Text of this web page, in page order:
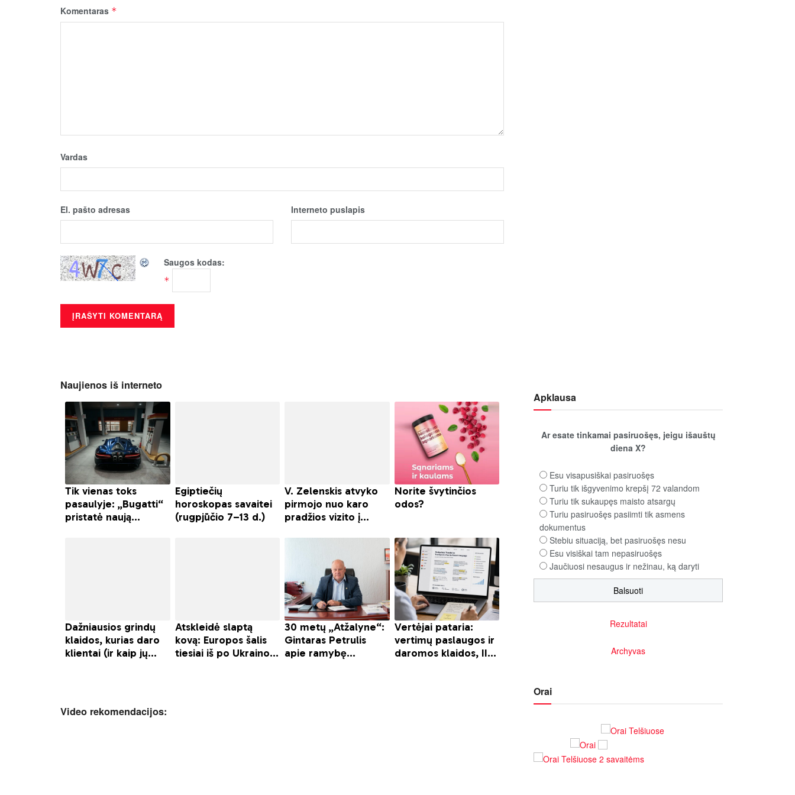
Komentaras *
Vardas
El. pašto adresas Interneto puslapis
Saugos kodas:
*
Naujienos iš interneto
Video rekomendacijos:
Apklausa
Ar esate tinkamai pasiruošęs, jeigu išauštų
diena X?
Esu visapusiškai pasiruošęs
Turiu tik išgyvenimo krepšį 72 valandom
Turiu tik sukaupęs maisto atsargų
Turiu pasiruošęs pasiimti tik asmens
dokumentus
Stebiu situaciją, bet pasiruošęs nesu
Esu visiškai tam nepasiruošęs
Jaučiuosi nesaugus ir nežinau, ką daryti
Rezultatai
Archyvas
Orai